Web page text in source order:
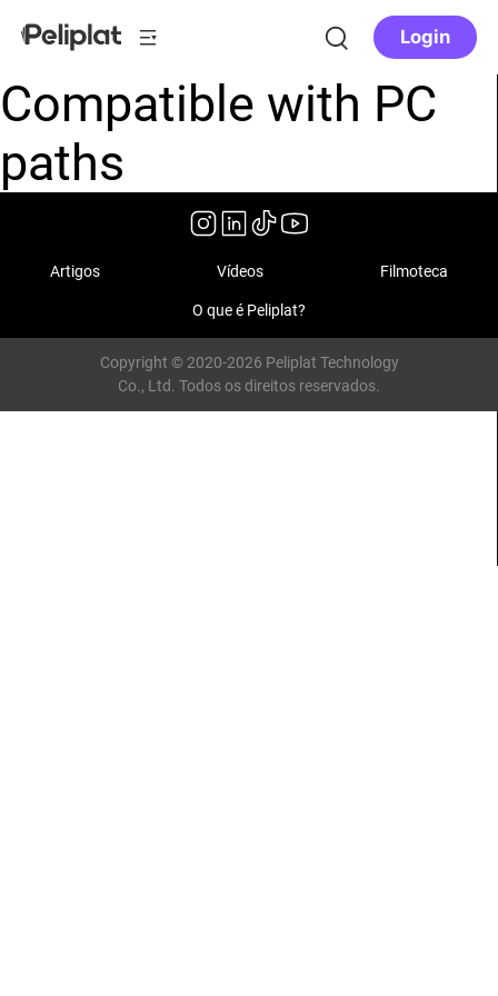
Login
Compatible with PC
paths
Artigos Vídeos Filmoteca
O que é Peliplat?
Copyright © 2020-2026 Peliplat Technology
Co., Ltd. Todos os direitos reservados.